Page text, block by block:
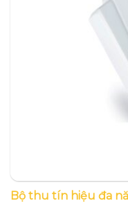
Bộ thu tín hiệu đa